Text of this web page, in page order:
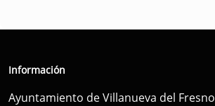
Información
Ayuntamiento de Villanueva del Fresno